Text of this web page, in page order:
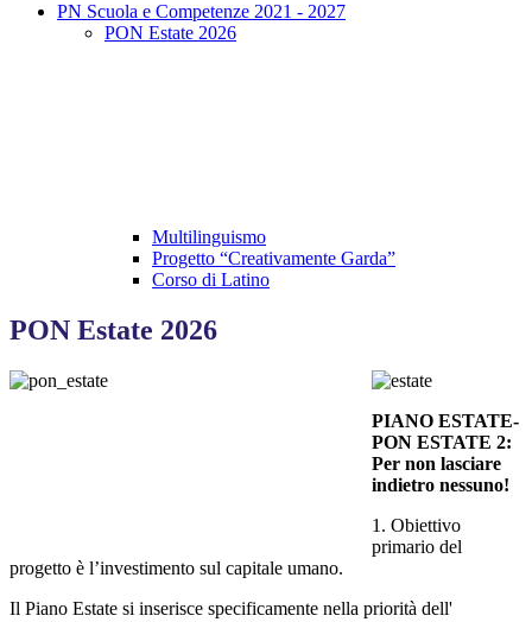
PN Scuola e Competenze 2021 - 2027
PON Estate 2026
Multilinguismo
Progetto “Creativamente Garda”
Corso di Latino
PON Estate 2026
PIANO ESTATE-
PON ESTATE 2:
Per non lasciare
indietro nessuno!
1. Obiettivo
primario del
progetto è l’investimento sul capitale umano.
Il Piano Estate si inserisce specificamente nella priorità dell'